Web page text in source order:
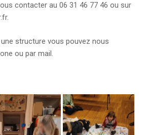
contacter au 06 31 46 77 46 ou sur
structure vous pouvez nous
ou par mail.